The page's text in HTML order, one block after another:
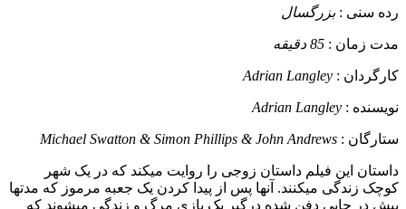
رده سنی :بزرگسال
مدت زمان : 85 دقیقه
کارگردان : Adrian Langley
نویسنده : Adrian Langley
ستارگان : Michael Swatton & Simon Phillips & John Andrews
داستان این فیلم داستان زوجی را روایت میکند که در یک شهر
کوچک زندگی میکنند. آنها پس از پیدا کردن یک جعبه مرموز که مدتها
پیش در جایی دفن شده درگیر یک بازی مرگ و زندگی میشوند که